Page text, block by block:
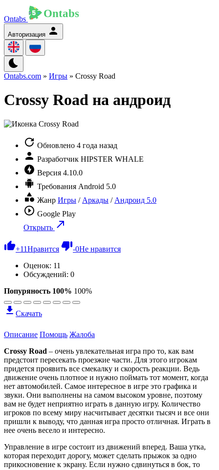
Ontabs
Авторизация
Ontabs.com » Игры » Crossy Road
Crossy Road на андроид
Обновлено 4 года назад
Разработчик HIPSTER WHALE
Версия 4.10.0
Требования Android 5.0
Жанр Игры / Аркады / Андроид 5.0
Google Play
Открыть
+11Нравится -0Не нравится
Оценок: 11
Обсуждений: 0
Попуряность 100% 100%
Скачать
Описание Помощь Жалоба
Crossy Road – очень увлекательная игра про то, как вам
предстоит пересекать проезжие части. Для этого игрокам
придется проявить все смекалку и скорость реакции. Ведь
движение очень плотное и нужно поймать тот момент, когда
нет автомобилей. Самое интересное в игре это графика и
звуки. Они выполнены на самом высоком уровне, поэтому
вам не будет неприятно играть в данную игру. Количество
игроков по всему миру насчитывает десятки тысяч и все они
пришли к выводу, что данная игра просто отличная. Играть в
нее очень весело и интересно.
Управление в игре состоит из движений вперед. Ваша утка,
которая переходит дорогу, может сделать прыжок за одно
прикосновение к экрану. Если нужно сдвинуться в бок, то